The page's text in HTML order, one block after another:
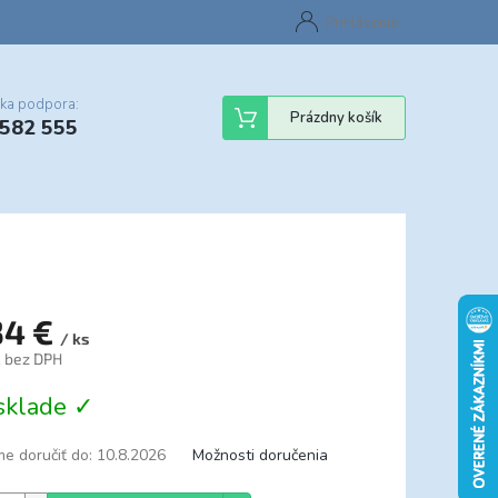
Obchodné podmienky
Prihlásenie
podpora:
555
Nákupný
košík
Prázdny košík
€ / ks
DPH
✓
doručiť do: 10.8.2026 Možnosti doručenia